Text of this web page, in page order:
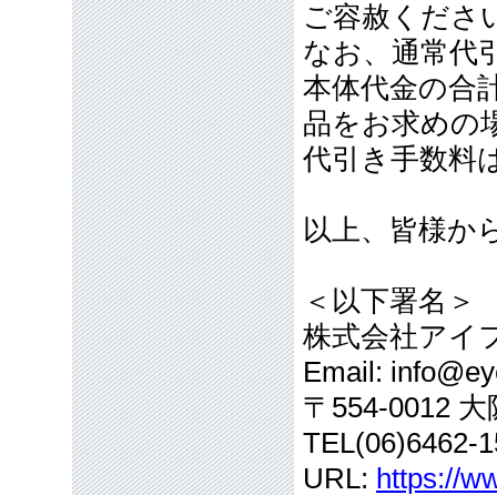
ご容赦くださ
なお、通常代
本体代金の合
品をお求めの
代引き手数料
以上、皆様か
＜以下署名＞
株式会社アイ
Email:
〒554-0012
TEL(06)6462-
URL: https://